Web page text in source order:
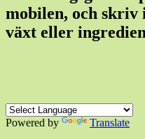
mobilen, och skriv
växt eller
Powered by Translate